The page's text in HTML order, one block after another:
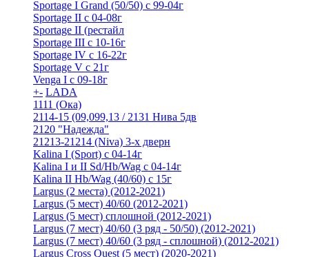
Sportage I Grand (50/50) с 99-04г
Sportage II c 04-08г
Sportage II (рестайл
Sportage III c 10-16г
Sportage IV с 16-22г
Sportage V с 21г
Venga I c 09-18г
+- LADA
1111 (Ока)
2114-15 (09,099,13 / 2131 Нива 5дв
2120 "Надежда"
21213-21214 (Niva) 3-х дверн
Kalina I (Sport) с 04-14г
Kalina I и II Sd/Hb/Wag с 04-14г
Kalina II Hb/Wag (40/60) с 15г
Largus (2 места) (2012-2021)
Largus (5 мест) 40/60 (2012-2021)
Largus (5 мест) сплошной (2012-2021)
Largus (7 мест) 40/60 (3 ряд - 50/50) (2012-2021)
Largus (7 мест) 40/60 (3 ряд - сплошной) (2012-2021)
Largus Cross Quest (5 мест) (2020-2021)